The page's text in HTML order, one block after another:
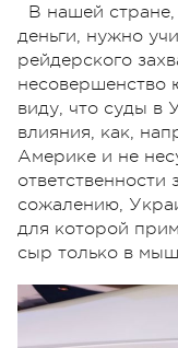
В нашей
деньги, нужно
рейдерского
несовершенство
виду, что суды в
влияния, как,
Америке и не
сожалению,
для которой
сыр только в